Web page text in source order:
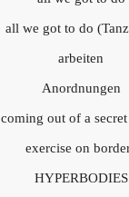
all we got to do
arbeiten
Anordnungen
coming out of a
exercise on
HYPERBODIES